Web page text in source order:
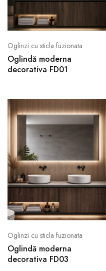
Shop
Oglinzi cu sticla fuzionata
Oglindă moderna
decorativa FD01
Oglinzi cu sticla fuzionata
Oglindă moderna
decorativa FD03